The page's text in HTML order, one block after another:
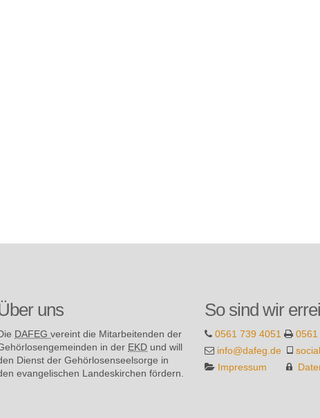
uns
DAFEG vereint die Mitarbeitenden der
in der EKD und will
Dienst der Gehör­losen­seel­sorge in
evange­lischen Landes­kirchen fördern.
So sind wir
0561 739 4051
0561
info@dafeg.de
Impressum